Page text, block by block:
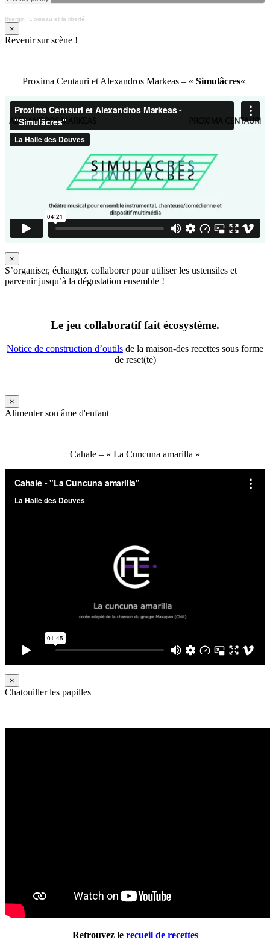
thiergir · L'oiseau et la liberté
×
Revenir sur scène !
Proxima Centauri et Alexandros Markeas – « Simulâcres«
×
S’organiser, échanger, collaborer pour utiliser les ustensiles et
parvenir jusqu’à la dégustation ensemble !
Le jeu collaboratif fait écosystème.
Notice de construction d’outils de la maison-des recettes sous forme
de reset(te)
×
Alimenter son âme d'enfant
Cahale – « La Cuncuna amarilla »
×
Chatouiller les papilles
Retrouvez le recueil de recettes